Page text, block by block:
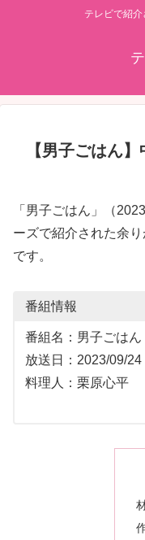
テレビで紹
【男子ごはん
「男子ごはん」（
ーズで紹介された余
です。
番組情報
番組名：男子ごはん
放送日：2023/09/24
料理人：栗原心平